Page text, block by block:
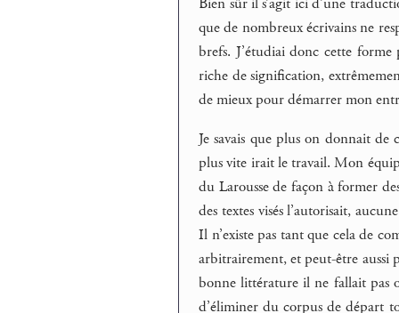
que de nombreux écrivains ne
brefs. J’étudiai donc cette
riche de signification,
de mieux pour démarrer mon
Je savais que plus on donnait
plus vite irait le travail. Mon
du Larousse de façon à former
des textes visés l’autorisait,
Il n’existe pas tant que cela de
arbitrairement, et peut-être aussi
bonne littérature il ne fallait pas
d’éliminer du corpus de départ